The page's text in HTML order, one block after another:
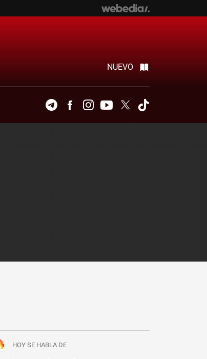
NUEVO
TelegramFacebookInstagramYoutubeTwitter
HOY SE HABLA DE